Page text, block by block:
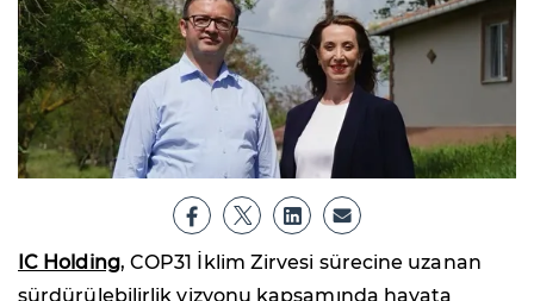
IC Holding, COP31 İklim Zirvesi sürecine uzanan
sürdürülebilirlik vizyonu kapsamında hayata